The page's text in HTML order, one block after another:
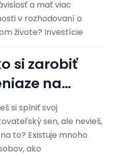
a mať viac
v rozhodovaní o
živote? Investície
si zarobiť
na
rady
si splniť svoj
sen, ale nevieš,
to? Existuje mnoho
ako